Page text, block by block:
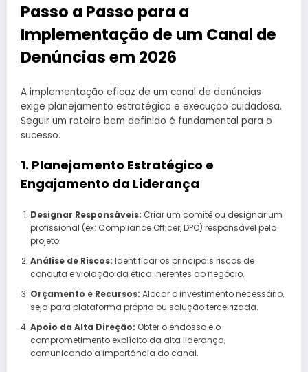
Passo a Passo para a
Implementação de um Canal de
Denúncias em 2026
A implementação eficaz de um canal de denúncias
exige planejamento estratégico e execução cuidadosa.
Seguir um roteiro bem definido é fundamental para o
sucesso.
1. Planejamento Estratégico e
Engajamento da Liderança
Designar Responsáveis: Criar um comitê ou designar um
profissional (ex: Compliance Officer, DPO) responsável pelo
projeto.
Análise de Riscos: Identificar os principais riscos de
conduta e violação da ética inerentes ao negócio.
Orçamento e Recursos: Alocar o investimento necessário,
seja para plataforma própria ou solução terceirizada.
Apoio da Alta Direção: Obter o endosso e o
comprometimento explícito da alta liderança,
comunicando a importância do canal.